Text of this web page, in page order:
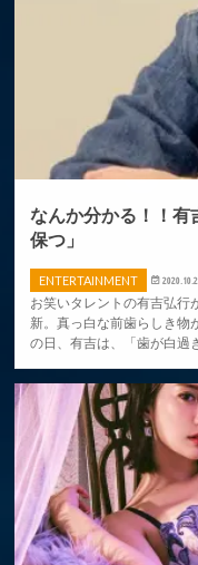
なんか分かる！！有
保つ」
ENTERTAINMENT
お笑いタレントの有吉弘行
新。真っ白な前歯らしき物
の日、有吉は、「歯が白